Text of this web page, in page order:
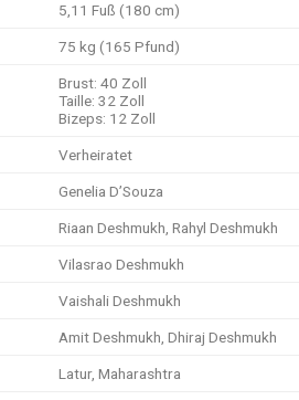
5,11 Fuß (180 cm)
75 kg (165 Pfund)
Brust: 40 Zoll
Taille: 32 Zoll
Bizeps: 12 Zoll
Verheiratet
Genelia D’Souza
Riaan Deshmukh, Rahyl Deshmukh
Vilasrao Deshmukh
Vaishali Deshmukh
Amit Deshmukh, Dhiraj Deshmukh
Latur, Maharashtra